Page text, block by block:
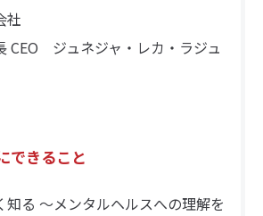
社
CEO ジュネジャ・レカ・ラジュ
できること
知る ～メンタルヘルスへの理解を